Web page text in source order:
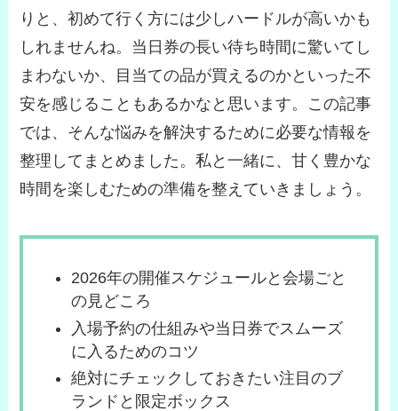
りと、初めて行く方には少しハードルが高いかも
しれませんね。当日券の長い待ち時間に驚いてし
まわないか、目当ての品が買えるのかといった不
安を感じることもあるかなと思います。この記事
では、そんな悩みを解決するために必要な情報を
整理してまとめました。私と一緒に、甘く豊かな
時間を楽しむための準備を整えていきましょう。
2026年の開催スケジュールと会場ごと
の見どころ
入場予約の仕組みや当日券でスムーズ
に入るためのコツ
絶対にチェックしておきたい注目のブ
ランドと限定ボックス